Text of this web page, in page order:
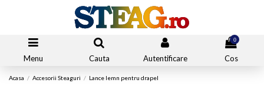
Menu Cauta Autentificare
0
Cos
Acasa Accesorii Steaguri Lance lemn pentru drapel